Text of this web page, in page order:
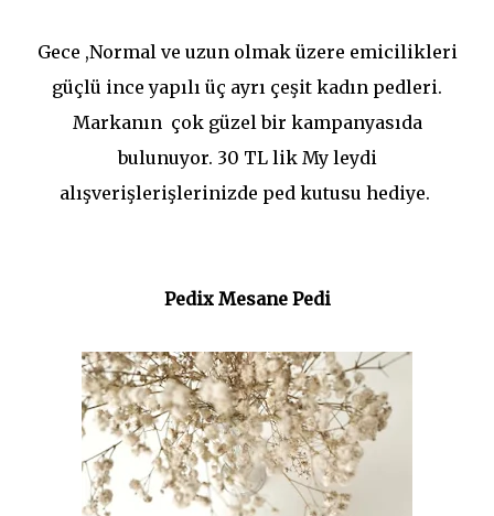
Gece ,Normal ve uzun olmak üzere emicilikleri
güçlü ince yapılı üç ayrı çeşit kadın pedleri.
Markanın çok güzel bir kampanyasıda
bulunuyor. 30 TL lik My leydi
alışverişlerişlerinizde ped kutusu hediye.
Pedix Mesane Pedi